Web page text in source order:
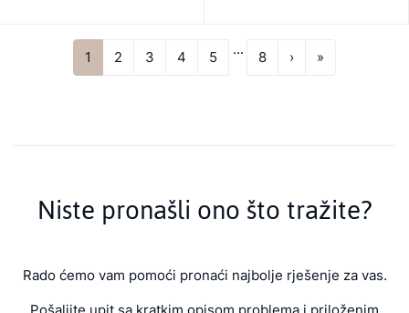
1 2 3 4 5 ... 8 ›Next
»
Niste pronašli ono što tražite?
Rado ćemo vam pomoći pronaći najbolje rješenje za vas.